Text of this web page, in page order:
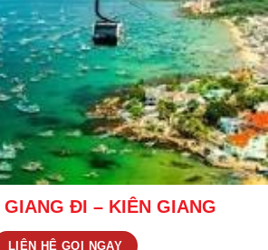
GIANG ĐI – KIÊN GIANG
LIÊN HỆ GỌI NGAY